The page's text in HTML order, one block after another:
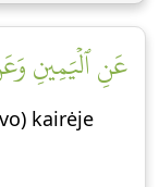
عَنِ ٱلۡيَمِينِ
kairėje